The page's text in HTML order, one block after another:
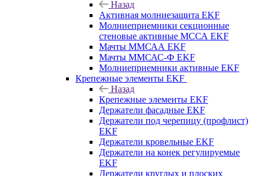
Назад
Активная молниезащита EKF
Молниеприемники секционные
стеновые активные МССА EKF
Мачты ММСАА EKF
Мачты ММСАС-Ф EKF
Молниеприемники активные EKF
Крепежные элементы EKF
Назад
Крепежные элементы EKF
Держатели фасадные EKF
Держатели под черепицу (профлист)
EKF
Держатели кровельные EKF
Держатели на конек регулируемые
EKF
Держатели круглых и плоских